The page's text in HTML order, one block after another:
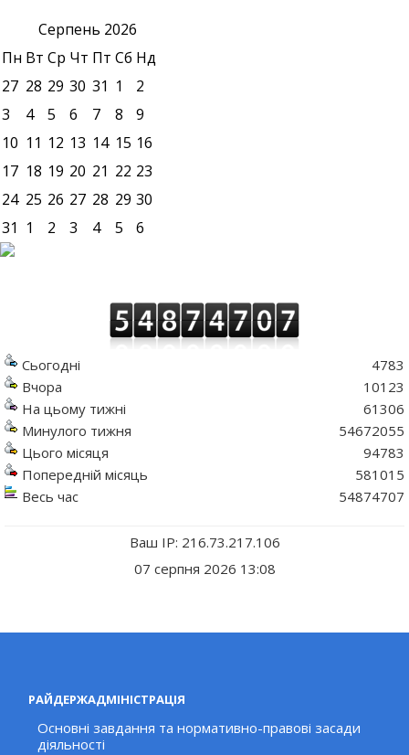
Серпень 2026
Пн Вт Ср Чт Пт Сб Нд
27 28 29 30 31 1
2
3
4 5 6 7 8
9
10 11 12 13 14 15 16
17 18 19 20 21 22 23
24 25 26 27 28 29 30
31 1 2 3 4 5 6
Сьогодні
Вчора
На цьому тижні
Минулого тижня
Цього місяця
Попередній місяць
Весь час
4783
10123
61306
54672055
94783
581015
54874707
Ваш IP: 216.73.217.106
07 серпня 2026 13:08
РАЙДЕРЖАДМІНІСТРАЦІЯ
Основні завдання та нормативно-правові засади
діяльності